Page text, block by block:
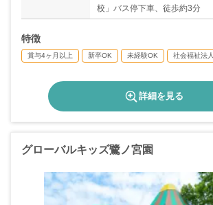
校」バス停下車、徒歩約3分
特徴
賞与4ヶ月以上 新卒OK 未経験OK 社会福祉法人
詳細を見る
グローバルキッズ鷺ノ宮園